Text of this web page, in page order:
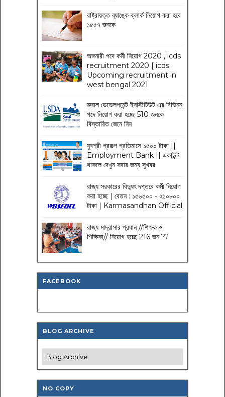
রাষ্ট্রায়ত্ত ব্যাঙ্কে ক্লার্ক নিয়োগ করা হবে
১৫৫৭ জনকে
অঙ্গনারী পদে কর্মী নিয়োগ 2020 , icds
recruitment 2020 [ icds
Upcoming recruitment in
west bengal 2021
রুরাল ডেভেলপমেন্ট ইনস্টিটিউট এর বিভিন্ন
পদে নিয়োগ করা হচ্ছে 510 জনকে
বিস্তারিত জেনে নিন
যুবশ্রী প্রকল্প প্রতিমাসে ১৫০০ টাকা ||
Employment Bank || একাউন্ট
থাকলে দেখুন সবার জন্য সুখবর
রাজ্য সরকারের বিদ্যুৎ দপ্তরে কর্মী নিয়োগ
করা হচ্ছে | বেতন : ১৫৬৫০০ - ২১০৮০০
টাকা | Karmasandhan Official
রাজ্য মাদ্রাসার প্রধান //শিক্ষক ও
শিক্ষিকা// নিয়োগ হচ্ছে 216 জন ??
FACEBOOK
BLOG ARCHIVE
NO COPY